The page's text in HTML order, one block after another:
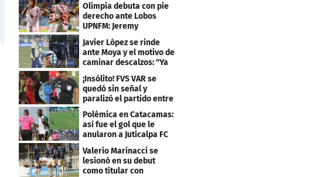
Olimpia debuta con pie
derecho ante Lobos
UPNFM: Jeremy
Rodríguez fue el héroe
Javier López se rinde
ante Moya y el motivo de
caminar descalzos: "Ya
nos piden la 21"
¡Insólito! FVS VAR se
quedó sin señal y
paralizó el partido entre
Estrella Roja-Olancho
Polémica en Catacamas:
así fue el gol que le
anularon a Juticalpa FC
ante Motagua
Valerio Marinacci se
lesionó en su debut
como titular con